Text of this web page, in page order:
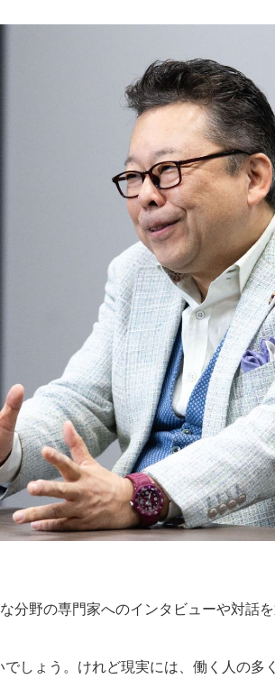
分野の専門家へのインタビューや対話
しょう。けれど現実には、働く人の